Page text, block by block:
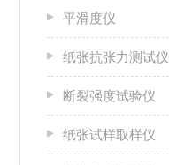
平滑度仪
纸张抗张力测试仪
断裂强度试验仪
纸张试样取样仪